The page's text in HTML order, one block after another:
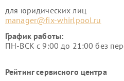
для юридических лиц
manager@fix-whirlpool.ru
График работы:
ПН-ВСК с 9:00 до 21:00 без
Рейтинг сервисного центра